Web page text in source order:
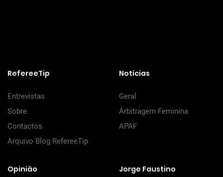
RefereeTip
Entrevistas
Sobre
Contactos
Arquivo Blog RefereeTip
Notícias
Geral
Arbitragem Feminina
APAF
Opinião Jorge Faustino